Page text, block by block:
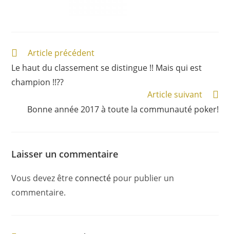
Article précédent
Le haut du classement se distingue !! Mais qui est
champion !!??
Article suivant
Bonne année 2017 à toute la communauté poker!
Laisser un commentaire
Vous devez être connecté pour publier un
commentaire.